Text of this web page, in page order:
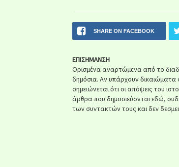
SHARE ON FACEBOOK
ΕΠΙΣΗΜΑΝΣΗ
Ορισμένα αναρτώμενα από το
δημόσια. Αν υπάρχουν
σημειώνεται ότι οι απόψεις του
άρθρα που δημοσιεύονται εδώ,
των συντακτών τους και δεν